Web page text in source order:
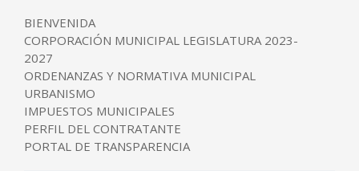
BIENVENIDA
CORPORACIÓN MUNICIPAL LEGISLATURA 2023-
2027
ORDENANZAS Y NORMATIVA MUNICIPAL
URBANISMO
IMPUESTOS MUNICIPALES
PERFIL DEL CONTRATANTE
PORTAL DE TRANSPARENCIA